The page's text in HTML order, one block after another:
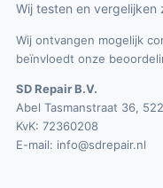
Wij testen en
Wij ontvangen mogelijk
beïnvloedt onze
SD Repair B.V.
Abel Tasmanstraat 36,
KvK: 72360208
E-mail: info@sdrepair.nl